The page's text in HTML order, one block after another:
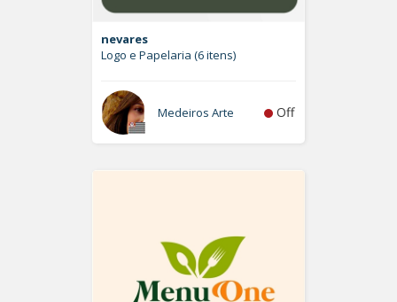
nevares
Logo e Papelaria (6 itens)
Medeiros Arte Off